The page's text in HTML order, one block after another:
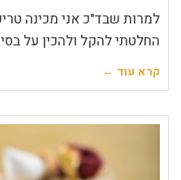
למרות שבד"כ אני מכינה
החלטתי להקל ולהכין על
קרא עוד ←